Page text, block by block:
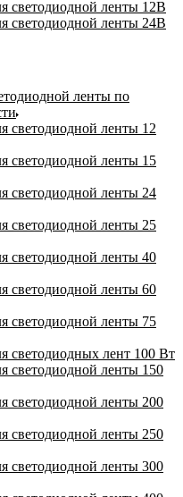
светодиодной ленты 12В
светодиодной ленты 24В
ленты по
светодиодной ленты 12
светодиодной ленты 15
светодиодной ленты 24
светодиодной ленты 25
светодиодной ленты 40
светодиодной ленты 60
светодиодной ленты 75
светодиодных лент 100 Вт
светодиодной ленты 150
светодиодной ленты 200
светодиодной ленты 250
светодиодной ленты 300